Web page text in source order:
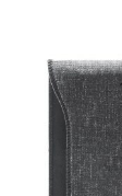
Ja, ich